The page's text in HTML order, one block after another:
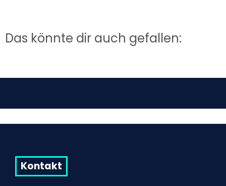
Das könnte dir auch gefallen:
Kontakt